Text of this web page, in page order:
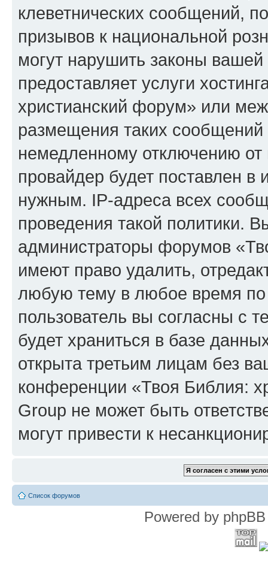
клеветнических сообщений,
призывов к национальной
могут нарушить законы
предоставляет услуги
христианский форум» или
размещения таких
немедленному отключению
провайдер будет поставлен в
нужным. IP-адреса всех
проведения такой политики.
администраторы форумов
имеют право удалить,
любую тему в любое время
пользователь вы согласны с
будет храниться в базе
открыта третьим лицам без
конференции «Твоя Библия:
Group не может быть
могут привести к
Список форумов
Powered by